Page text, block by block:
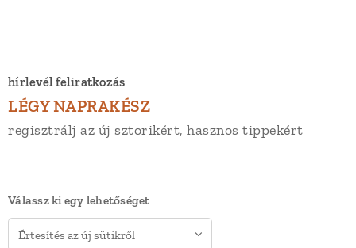
hírlevél feliratkozás
LÉGY NAPRAKÉSZ
regisztrálj az új sztorikért, hasznos tippekért
Válassz ki egy lehetőséget